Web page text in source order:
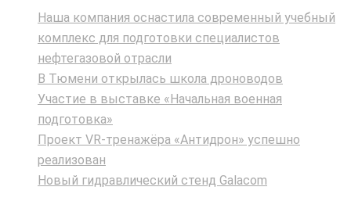
Наша компания оснастила современный учебный
комплекс для подготовки специалистов
нефтегазовой отрасли
В Тюмени открылась школа дроноводов
Участие в выставке «Начальная военная
подготовка»
Проект VR‑тренажёра «Антидрон» успешно
реализован
Новый гидравлический стенд Galacom